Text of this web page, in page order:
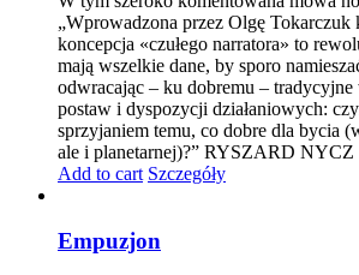
„Wprowadzona przez Olgę Tokarczuk
koncepcja «czułego narratora» to
mają wszelkie dane, by sporo
odwracając – ku dobremu –
postaw i dyspozycji działaniowych:
sprzyjaniem temu, co dobre dla bycia
ale i planetarnej)?” RYSZARD NYCZ
Add to cart Szczegóły
Empuzjon